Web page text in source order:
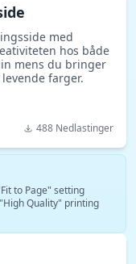
med
hos både
mens du bringer
farger.
488 Nedlastinger
to Page" setting
Quality" printing